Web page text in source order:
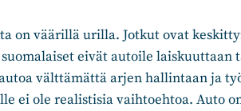
on väärillä urilla. Jotkut ovat
eivät autoile
välttämättä arjen hallintaan ja
ei ole realistisia vaihtoehtoa. Auto